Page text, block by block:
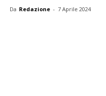
Da Redazione - 7 Aprile 2024